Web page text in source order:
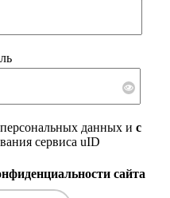
данных и с
сервиса uID
сайта